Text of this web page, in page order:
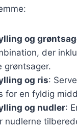
og
der
grøntsager.
og ris:
for en fyldig
og nudler:
nudlerne